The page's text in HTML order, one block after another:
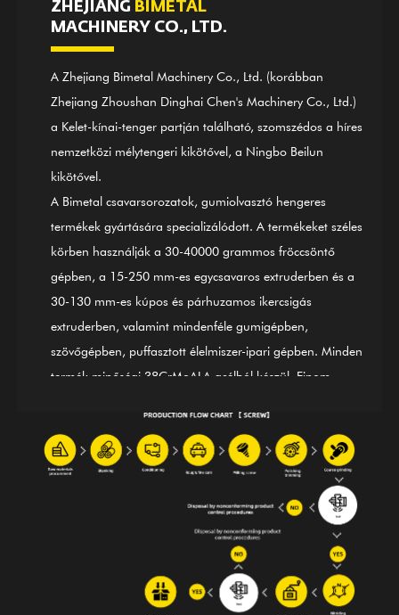
ZHEJIANG BIMETÁL
MACHINERY CO., LTD.
A Zhejiang Bimetal Machinery Co., Ltd. (korábban
Zhejiang Zhoushan Dinghai Chen's Machinery Co., Ltd.)
a Kelet-kínai-tenger partján található, szomszédos a híres
nemzetközi mélytengeri kikötővel, a Ningbo Beilun
kikötővel.
A Bimetal csavarsorozatok, gumiolvasztó hengeres
termékek gyártására specializálódott. A termékeket széles
körben használják a 30-40000 grammos fröccsöntő
gépben, a 15-250 mm-es egycsavaros extruderben és a
30-130 mm-es kúpos és párhuzamos ikercsigás
extruderben, valamint mindenféle gumigépben,
szövőgépben, puffasztott élelmiszer-ipari gépben. Minden
termék minőségi 38CrMoALA acélból készül. Finom
rendszer szerinti eljárások alkalmazásával a termékek
megfelelnek a nemzetközi szabványoknak. A GⅡ 113
nikkel alapú ötvözet (legújabb 3# acél) csavarhenger is
az egyik első termékünk; Alkalmas ötvözött bimetál (PTA)
hegesztésre. Amellett, hogy külföldön komplett gépgyártó
cégek mérlegberendezését biztosítjuk, vezető
beszállítóként vállalunk OEM szolgáltatást, földmérési és